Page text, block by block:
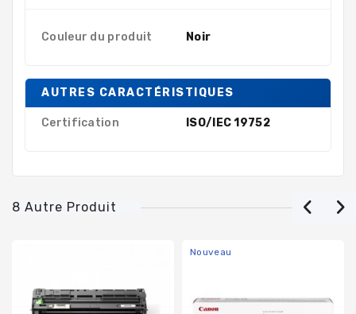
Couleur du produit Noir
AUTRES CARACTÉRISTIQUES
Certification ISO/IEC 19752
8 Autre Produit
Nouveau